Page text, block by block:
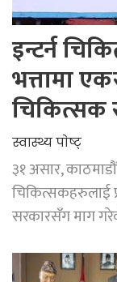
इन्टर्न
भत्तामा
चिकित्सक
स्वास्थ्य पाेष्ट्
३१ असार,
चिकित्सकहरुलाई
सरकारसँग माग